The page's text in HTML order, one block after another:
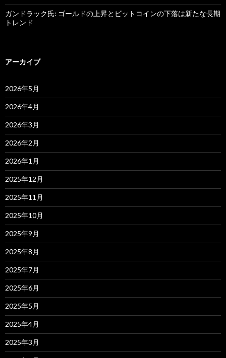
ガンドラック氏: ゴールドの上昇とビットコインの下落は新たな長期
トレンド
アーカイブ
2026年5月
2026年4月
2026年3月
2026年2月
2026年1月
2025年12月
2025年11月
2025年10月
2025年9月
2025年8月
2025年7月
2025年6月
2025年5月
2025年4月
2025年3月